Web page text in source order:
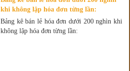
khi không lập hóa đơn từng lần:
Bảng kê bán lẻ hóa đơn dưới 200 nghìn khi
không lập hóa đơn từng lần: